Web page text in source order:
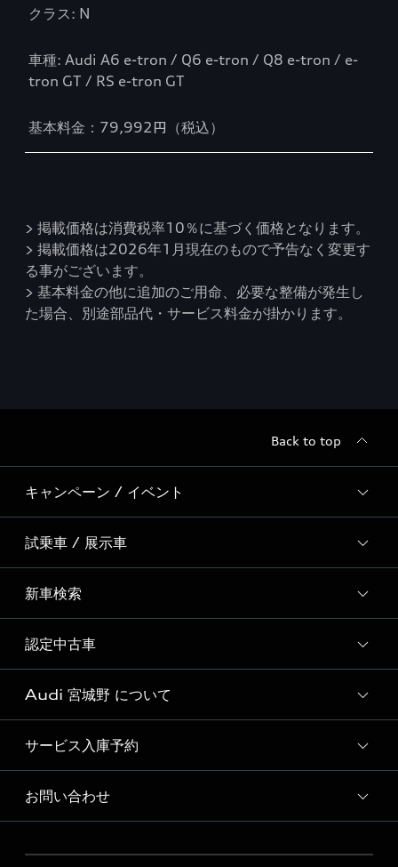
クラス: N
車種: Audi A6 e-tron / Q6 e-tron / Q8 e-tron / e-
tron GT / RS e-tron GT
基本料金：79,992円（税込）
> 掲載価格は消費税率10％に基づく価格となります。
> 掲載価格は2026年1月現在のもので予告なく変更す
る事がございます。
> 基本料金の他に追加のご用命、必要な整備が発生し
た場合、別途部品代・サービス料金が掛かります。
Back to top
キャンペーン / イベント
全国統一イベント
ディーラー独自イベント
試乗車 / 展示車
試乗予約
試乗車・展示車一覧
新車検索
新車検索
認定中古車
おすすめ認定中古車
Audi認定中古車検索
Audi 宮城野 について
Audi 宮城野 店舗情報
Audi 宮城野 認定中古車コーナー
Audi 宮城野 運営会社概要
Audi 宮城野 公式LINEアカウント
サービス入庫予約
Audi 宮城野 サービス入庫予約
お問い合わせ
各種お問い合わせ